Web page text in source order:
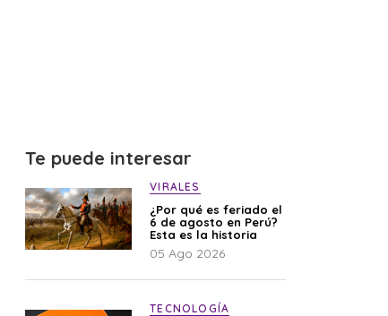
Te puede interesar
VIRALES
¿Por qué es feriado el
6 de agosto en Perú?
Esta es la historia
05 Ago 2026
TECNOLOGÍA